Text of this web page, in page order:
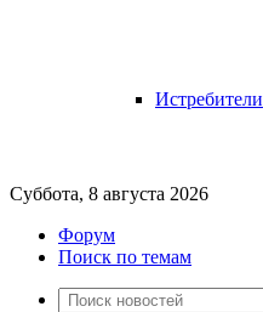
Истребители
Суббота, 8 августа 2026
Форум
Поиск по темам